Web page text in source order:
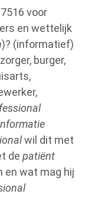
voor
en wettelijk
)? (informatief)
burger,
wil dit met
de patiënt
en wat mag hij